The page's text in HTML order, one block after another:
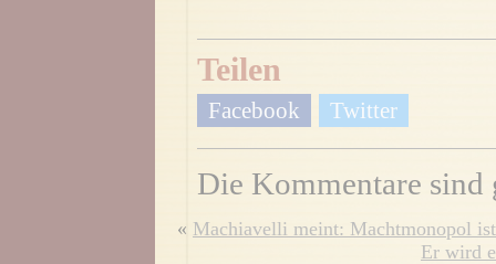
Teilen
Facebook Twitter
Die Kommentare sind
« Machiavelli meint: Machtmonopol ist
Er wird